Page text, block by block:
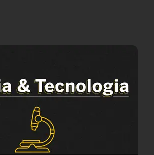
Economia
Educação
Infraestrutura
Internacional
Política
Saúde